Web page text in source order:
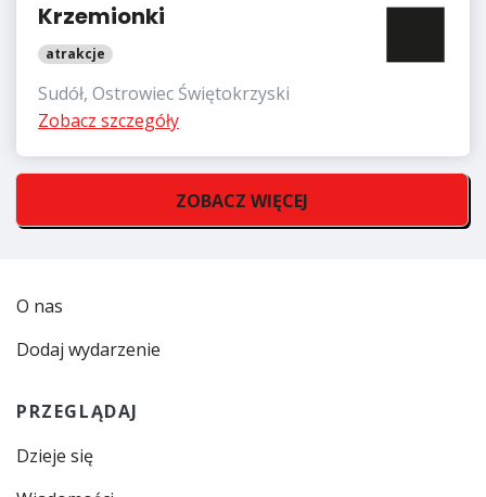
Krzemionki
atrakcje
Sudół, Ostrowiec Świętokrzyski
Zobacz szczegóły
ZOBACZ WIĘCEJ
O nas
Dodaj wydarzenie
PRZEGLĄDAJ
Dzieje się